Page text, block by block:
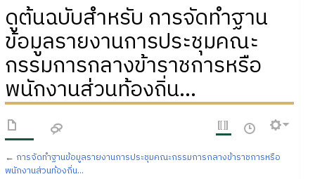
ดูต้นฉบับสำหรับ การจัดทำฐาน
ข้อมูลรายงานการประชุมคณะ
กรรมการกลางข้าราชการหรือ
พนักงานส่วนท้องถิ่น...
← การจัดทำฐานข้อมูลรายงานการประชุมคณะกรรมการกลางข้าราชการหรือ
พนักงานส่วนท้องถิ่น...